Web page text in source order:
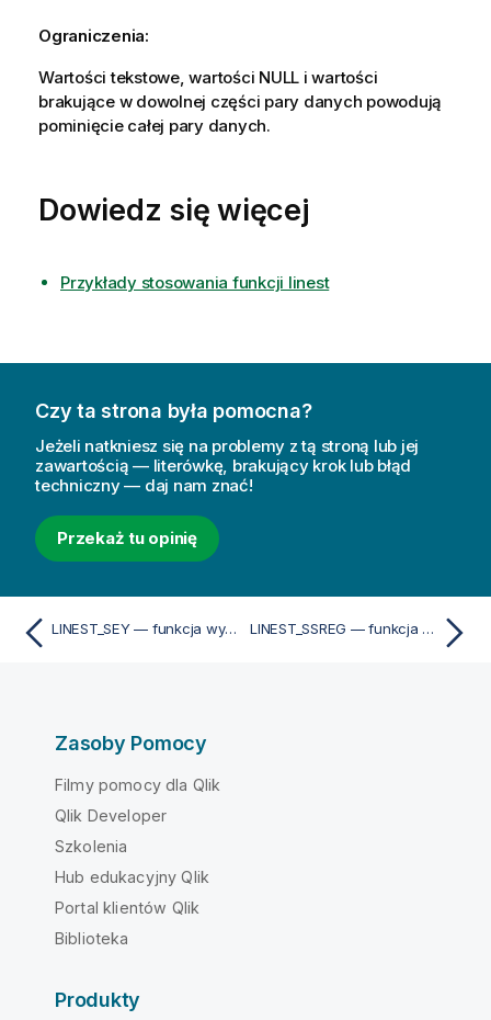
Ograniczenia:
Wartości tekstowe, wartości NULL i wartości
brakujące w dowolnej części pary danych powodują
pominięcie całej pary danych.
Dowiedz się więcej
Przykłady stosowania funkcji linest
Czy ta strona była pomocna?
Jeżeli natkniesz się na problemy z tą stroną lub jej
zawartością — literówkę, brakujący krok lub błąd
techniczny — daj nam znać!
Przekaż tu opinię
LINEST_SEY — funkcja wykresu LINEST_SSREG — funkcja wykresu
Zasoby Pomocy
Filmy pomocy dla Qlik
Qlik Developer
Szkolenia
Hub edukacyjny Qlik
Portal klientów Qlik
Biblioteka
Produkty